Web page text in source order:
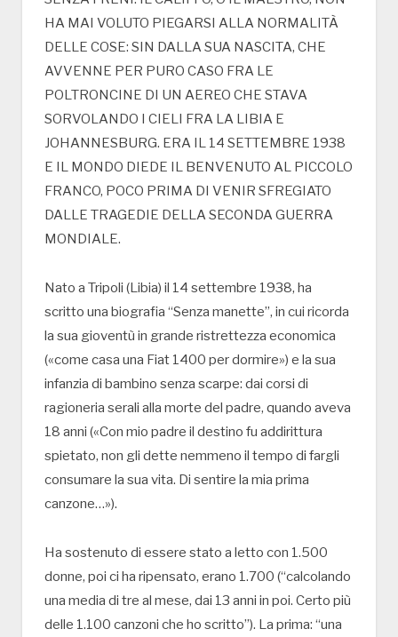
HA MAI VOLUTO PIEGARSI ALLA NORMALITÀ
DELLE COSE: SIN DALLA SUA NASCITA, CHE
AVVENNE PER PURO CASO FRA LE
POLTRONCINE DI UN AEREO CHE STAVA
SORVOLANDO I CIELI FRA LA LIBIA E
JOHANNESBURG. ERA IL 14 SETTEMBRE 1938
E IL MONDO DIEDE IL BENVENUTO AL PICCOLO
FRANCO, POCO PRIMA DI VENIR SFREGIATO
DALLE TRAGEDIE DELLA SECONDA GUERRA
MONDIALE.
Nato a Tripoli (Libia) il 14 settembre 1938, ha
scritto una biografia “Senza manette”, in cui ricorda
la sua gioventù in grande ristrettezza economica
(«come casa una Fiat 1400 per dormire») e la sua
infanzia di bambino senza scarpe: dai corsi di
ragioneria serali alla morte del padre, quando aveva
18 anni («Con mio padre il destino fu addirittura
spietato, non gli dette nemmeno il tempo di fargli
consumare la sua vita. Di sentire la mia prima
canzone…»).
Ha sostenuto di essere stato a letto con 1.500
donne, poi ci ha ripensato, erano 1.700 (“calcolando
una media di tre al mese, dai 13 anni in poi. Certo più
delle 1.100 canzoni che ho scritto”). La prima: “una